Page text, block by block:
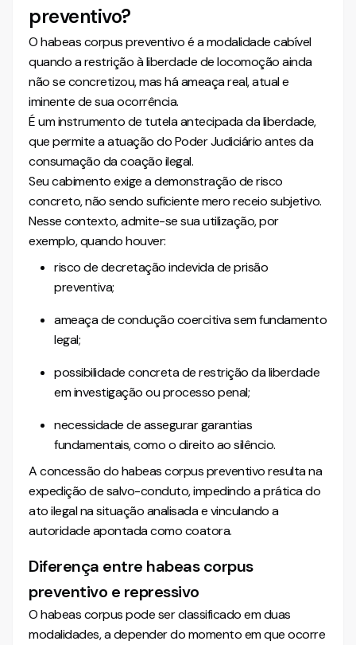
preventivo?
O habeas corpus preventivo é a modalidade cabível
quando a restrição à liberdade de locomoção ainda
não se concretizou, mas há ameaça real, atual e
iminente de sua ocorrência.
É um instrumento de tutela antecipada da liberdade,
que permite a atuação do Poder Judiciário antes da
consumação da coação ilegal.
Seu cabimento exige a demonstração de risco
concreto, não sendo suficiente mero receio subjetivo.
Nesse contexto, admite-se sua utilização, por
exemplo, quando houver:
risco de decretação indevida de prisão
preventiva;
ameaça de condução coercitiva sem fundamento
legal;
possibilidade concreta de restrição da liberdade
em investigação ou processo penal;
necessidade de assegurar garantias
fundamentais, como o direito ao silêncio.
A concessão do habeas corpus preventivo resulta na
expedição de salvo-conduto, impedindo a prática do
ato ilegal na situação analisada e vinculando a
autoridade apontada como coatora.
Diferença entre habeas corpus
preventivo e repressivo
O habeas corpus pode ser classificado em duas
modalidades, a depender do momento em que ocorre